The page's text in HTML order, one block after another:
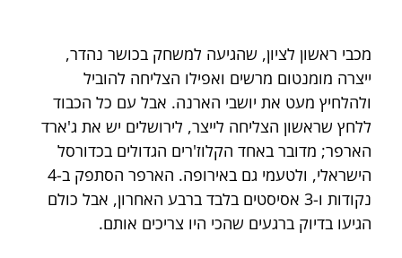
מכבי ראשון לציון, שהגיעה למשחק בכושר נהדר,
ייצרה מומנטום מרשים ואפילו הצליחה להוביל
ולהלחיץ מעט את יושבי הארנה. אבל עם כל הכבוד
ללחץ שראשון הצליחה לייצר, לירושלים יש את ג'ארד
הארפר; מדובר באחד הקלוז'רים הגדולים בכדורסל
הישראלי, ולטעמי גם באירופה. הארפר הסתפק ב-4
נקודות ו-3 אסיסטים בלבד ברבע האחרון, אבל כולם
הגיעו בדיוק ברגעים שהכי היו צריכים אותם.